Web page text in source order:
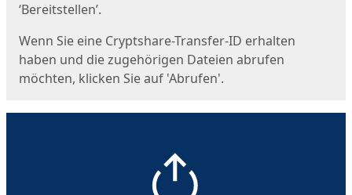
‘Bereitstellen’.
Wenn Sie eine Cryptshare-Transfer-ID erhalten
haben und die zugehörigen Dateien abrufen
möchten, klicken Sie auf 'Abrufen'.